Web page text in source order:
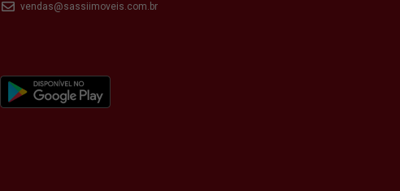
vendas@sassiimoveis.com.br